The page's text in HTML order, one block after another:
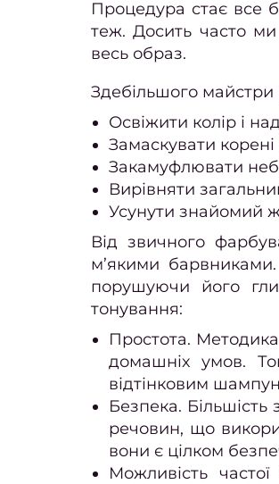
Процедура стає все
теж. Досить часто
весь образ.
Здебільшого майстри
Освіжити колір і
Замаскувати
Закамуфлювати
Вирівняти
Усунути знайомий
Від звичного
м’якими
порушуючи його
тонування:
Простота.
домашніх умов.
відтінковим
Безпека. Більшість
речовин, що
вони є цілком
Можливість